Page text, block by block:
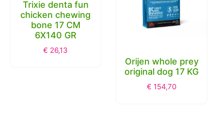
Trixie denta fun
chicken chewing
bone 17 CM
6X140 GR
€ 26,13
Orijen whole prey
original dog 17 KG
€ 154,70